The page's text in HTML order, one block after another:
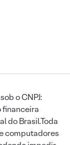
o CNPJ:
do Brasil.Toda
computadores